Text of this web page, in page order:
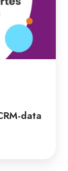
data